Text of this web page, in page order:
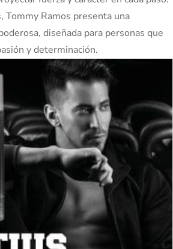
Tommy Ramos presenta una
diseñada para personas que
y determinación.